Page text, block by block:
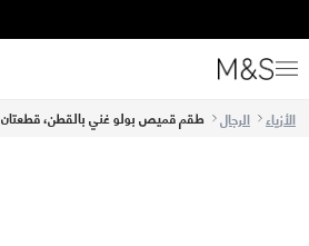
الأزياء الرجال طقم قميص بولو غني بالقطن، قطعتان